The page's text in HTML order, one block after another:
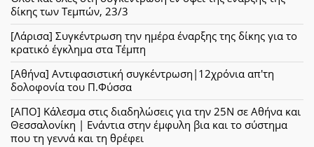
δίκης των Τεμπών, 23/3
[Λάρισα] Συγκέντρωση την ημέρα έναρξης της δίκης για το
κρατικό έγκλημα στα Τέμπη
[Αθήνα] Αντιφασιστική συγκέντρωση|12χρόνια απ'τη
δολοφονία του Π.Φύσσα
[ΑΠΟ] Κάλεσμα στις διαδηλώσεις για την 25Ν σε Αθήνα και
Θεσσαλονίκη | Ενάντια στην έμφυλη βια και το σύστημα
που τη γεννά και τη θρέφει